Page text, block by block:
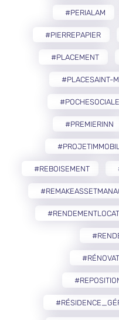
#PERIALAM
#PIERREPAPIER
#PLACEMENT
#PLACESAINT-
#PREMIERINN
#REBOISEMENT